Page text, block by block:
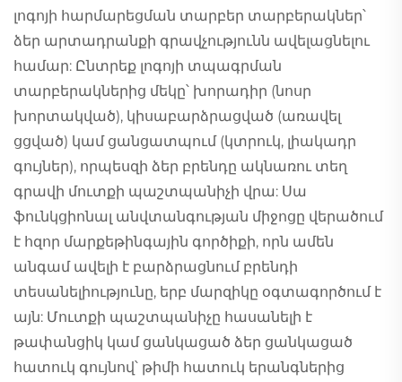
լոգոյի հարմարեցման տարբեր տարբերակներ՝
ձեր արտադրանքի գրավչությունն ավելացնելու
համար: Ընտրեք լոգոյի տպագրման
տարբերակներից մեկը՝ խորադիր (նոսր
խորտակված), կիսաբարձրացված (առավել
ցցված) կամ ցանցատպում (կտրուկ, լիակադր
գույներ), որպեսզի ձեր բրենդը ակնառու տեղ
գրավի մուտքի պաշտպանիչի վրա: Սա
ֆունկցիոնալ անվտանգության միջոցը վերածում
է հզոր մարքեթինգային գործիքի, որն ամեն
անգամ ավելի է բարձրացնում բրենդի
տեսանելիությունը, երբ մարզիկը օգտագործում է
այն: Մուտքի պաշտպանիչը հասանելի է
թափանցիկ կամ ցանկացած ձեր ցանկացած
հատուկ գույնով՝ թիմի հատուկ երանգներից